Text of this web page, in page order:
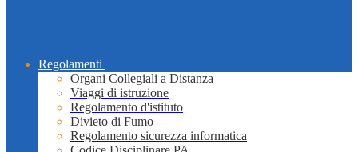
Regolamenti
Organi Collegiali a Distanza
Viaggi di istruzione
Regolamento d'istituto
Divieto di Fumo
Regolamento sicurezza informatica